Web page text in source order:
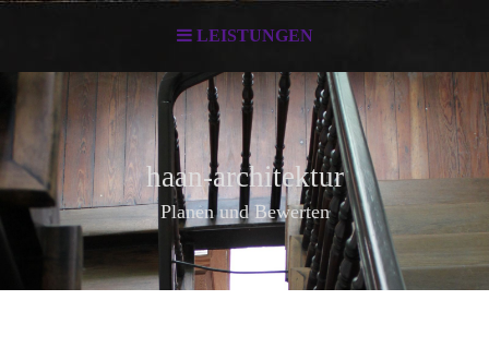
LEISTUNGEN
haan-architektur
Planen und Bewerten